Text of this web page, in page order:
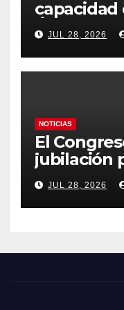
capacidad
Ávila y al
obliga a
JUL 28, 2026
NOTICIAS
El
jubilación
sector
JUL 28, 2026